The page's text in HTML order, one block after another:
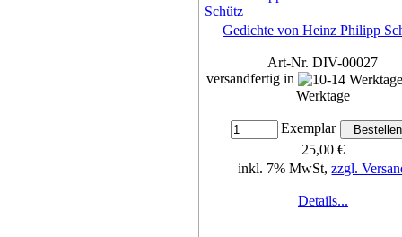
Gedichte von Heinz Philipp
Art-Nr. DIV-00027
versandfertig in
Werktage
Exemplar
25,00 €
inkl. 7% MwSt,zzgl.
Details...